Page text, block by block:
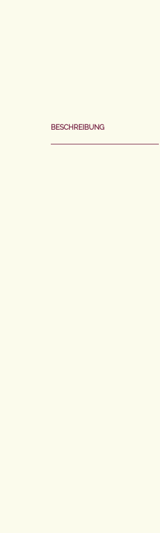
BESCHREIBUNG